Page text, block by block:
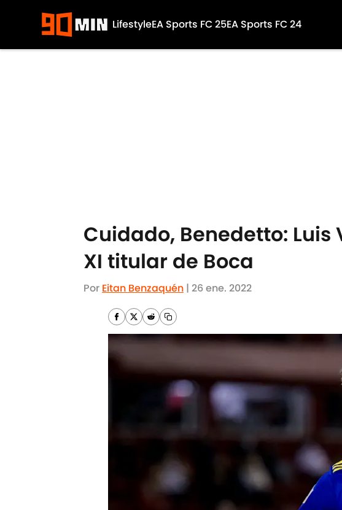
LifestyleEA Sports FC 25EA Sports FC 24
Cuidado, Benedetto:
XI titular de Boca
Por Eitan Benzaquén | 26 ene. 2022